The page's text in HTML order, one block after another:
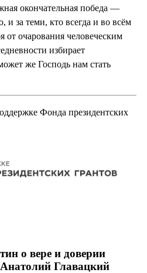
окончательная победа —
и за теми, кто всегда и во всём
от очарования человеческим
избирает
же Господь нам стать
Фонда президентских
о вере и доверии
Главацкий